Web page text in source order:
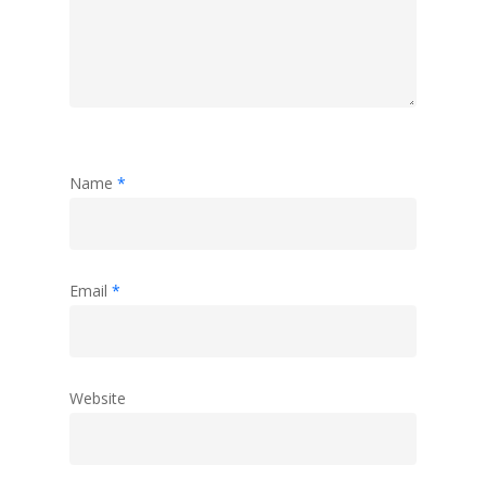
Name *
Email *
Website